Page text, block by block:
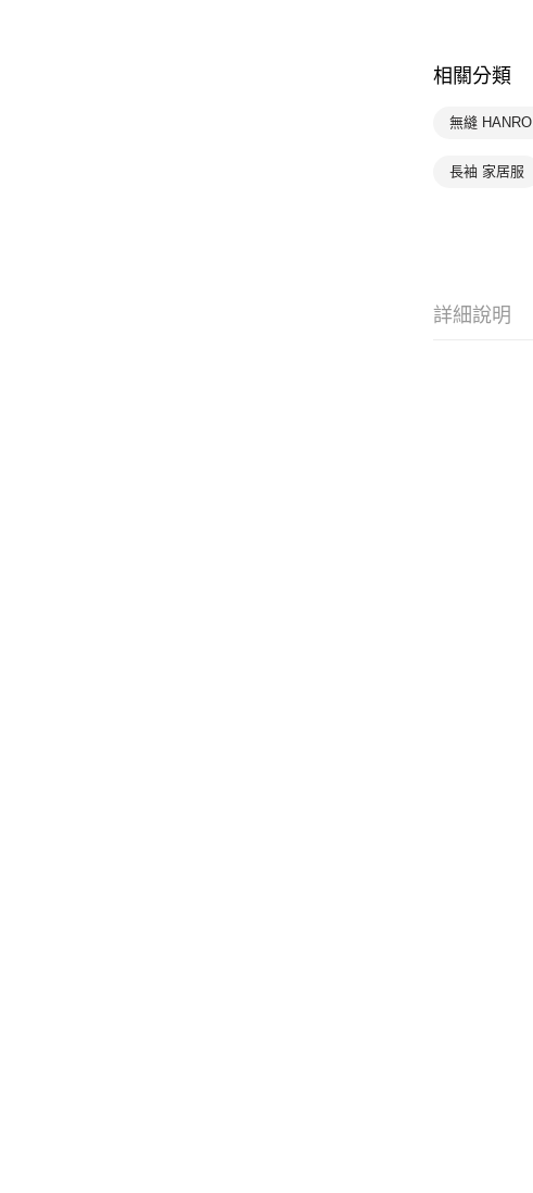
相關分類
無縫 HANRO
長袖 家居服
詳細說明